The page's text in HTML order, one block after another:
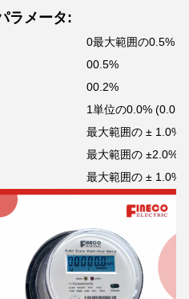
ラメータ:
0最大範囲の0.5%
00.5%
00.2%
1単位の0.0% (0.01)
最大範囲の ± 1.0%
最大範囲の ±2.0%
最大範囲の ± 1.0%